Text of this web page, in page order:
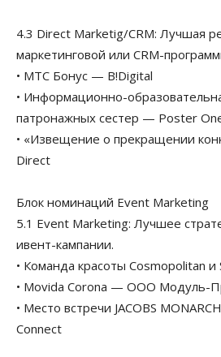
4.3 Direct Marketig/CRM: Лучшая
маркетинговой или CRM-
• МТС Бонус — B!Digital
• Информационно-
патронажных сестер — Poster
• «Извещение о прекращении
Direct
Блок номинаций Event Marketing
5.1 Event Marketing: Лучшее
ивент-кампании.
• Команда красоты Cosmopolitan
• Movida Corona — ООО Модуль-
• Место встречи JACOBS
Connect